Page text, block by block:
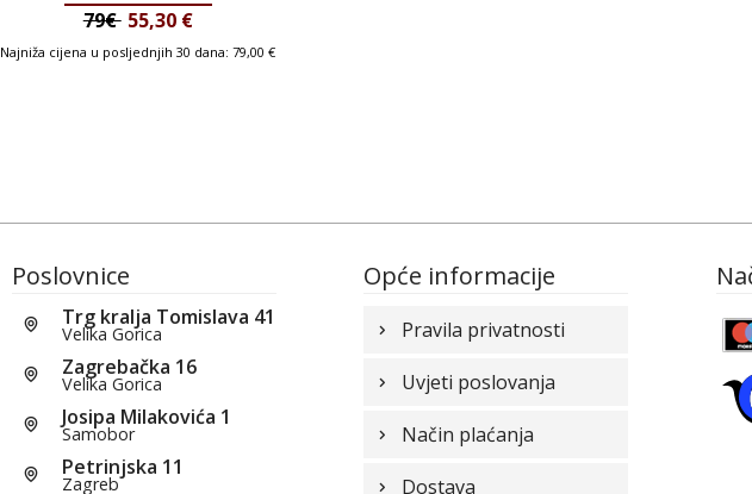
79€ 55,30 €
Najniža cijena u posljednjih 30 dana:79,00€
Poslovnice
Trg kralja Tomislava 41
Velika Gorica
Zagrebačka 16
Velika Gorica
Josipa Milakovića 1
Samobor
Petrinjska 11
Zagreb
Opće informacije
Pravila privatnosti
Uvjeti poslovanja
Način plaćanja
Dostava